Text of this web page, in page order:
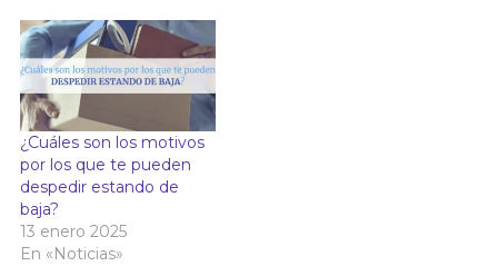
¿Cuáles son los motivos
por los que te pueden
despedir estando de
baja?
13 enero 2025
En «Noticias»